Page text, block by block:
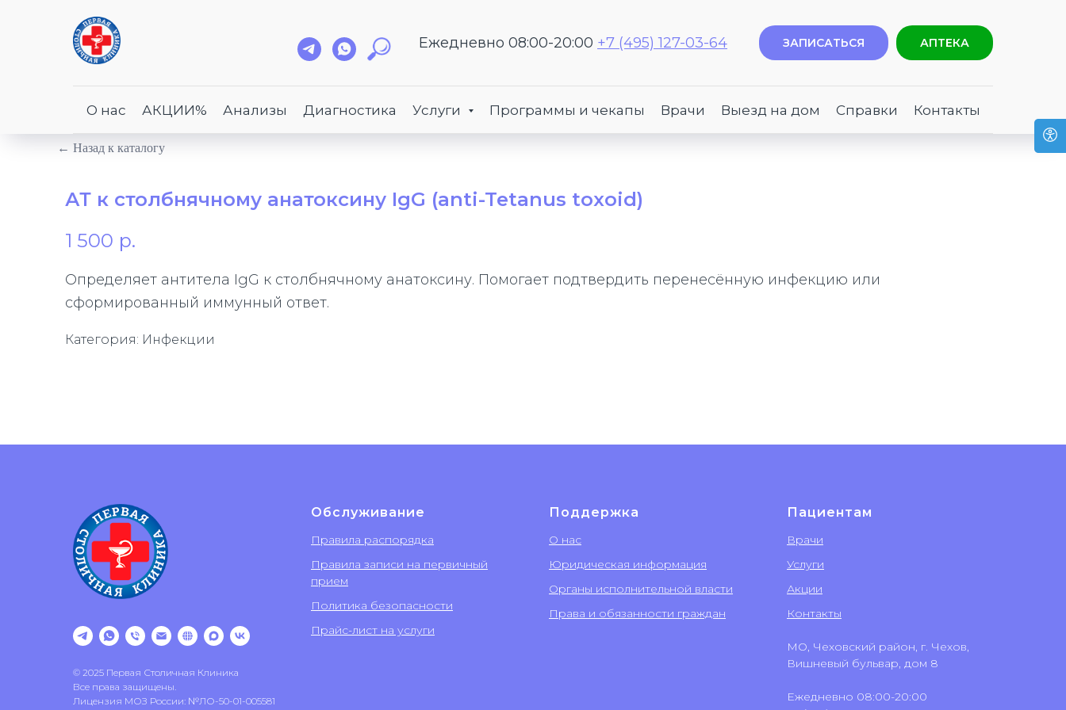
Ежедневно 08:00-20:00 +7 (495) 127-03-64 ЗАПИСАТЬСЯ АПТЕКА
О нас АКЦИИ% Анализы Диагностика Услуги Программы и чекапы Врачи Выезд на дом Справки Контакты
← Назад к каталогу
АТ к столбнячному анатоксину IgG (anti-Tetanus toxoid)
1 500 р.
Определяет антитела IgG к столбнячному анатоксину. Помогает подтвердить перенесённую инфекцию или
сформированный иммунный ответ.
Категория: Инфекции
© 2025 Первая Столичная Клиника
Все права защищены.
Лицензия МОЗ России: №ЛО-50-01-005581
Обслуживание
Правила распорядка
Правила записи на первичный
прием
Политика безопасности
Прайс-лист на услуги
Поддержка
О нас
Юридическая информация
Органы исполнительной власти
Права и обязанности граждан
Пациентам
Врачи
Услуги
Акции
Контакты
МО, Чеховский район, г. Чехов,
Вишневый бульвар, дом 8
Ежедневно 08:00-20:00